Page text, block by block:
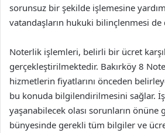
sorunsuz bir şekilde işlemesine
vatandaşların hukuki bilinçlenmesi de
Noterlik işlemleri, belirli bir ücret
gerçekleştirilmektedir. Bakırköy 8
hizmetlerin fiyatlarını önceden
bu konuda bilgilendirilmesini sağlar.
yaşanabilecek olası sorunların
bünyesinde gerekli tüm bilgiler ve